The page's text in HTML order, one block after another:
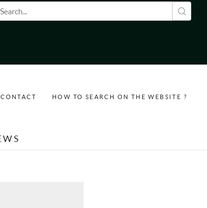
Search form
CONTACT HOW TO SEARCH ON THE WEBSITE ?